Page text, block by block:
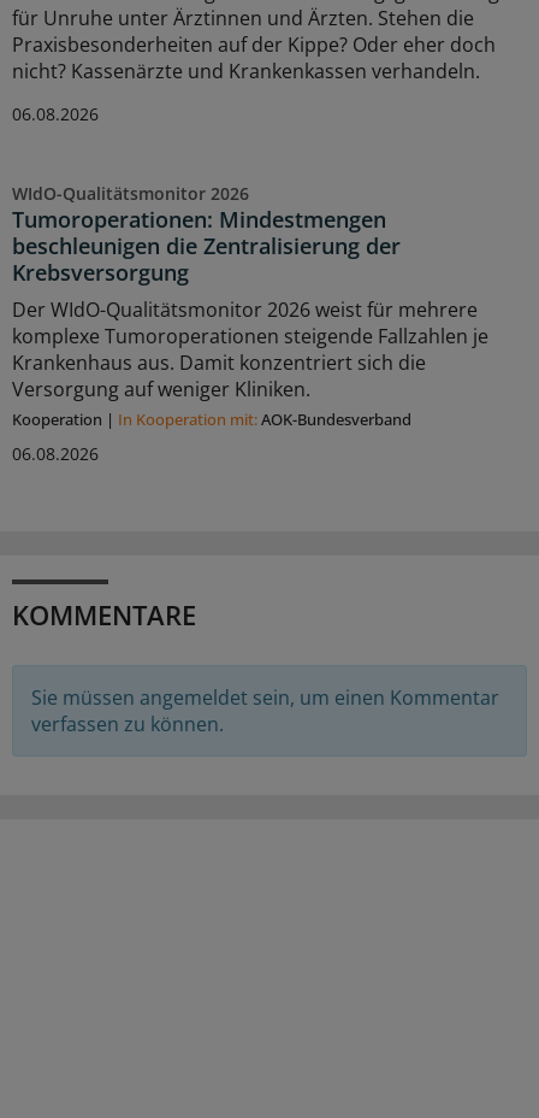
für Unruhe unter Ärztinnen und Ärzten. Stehen die
Praxisbesonderheiten auf der Kippe? Oder eher doch
nicht? Kassenärzte und Krankenkassen verhandeln.
06.08.2026
WIdO-Qualitätsmonitor 2026
Tumoroperationen: Mindestmengen
beschleunigen die Zentralisierung der
Krebsversorgung
Der WIdO-Qualitätsmonitor 2026 weist für mehrere
komplexe Tumoroperationen steigende Fallzahlen je
Krankenhaus aus. Damit konzentriert sich die
Versorgung auf weniger Kliniken.
Kooperation | In Kooperation mit:AOK-Bundesverband
06.08.2026
KOMMENTARE
Sie müssen angemeldet sein, um einen Kommentar
verfassen zu können.